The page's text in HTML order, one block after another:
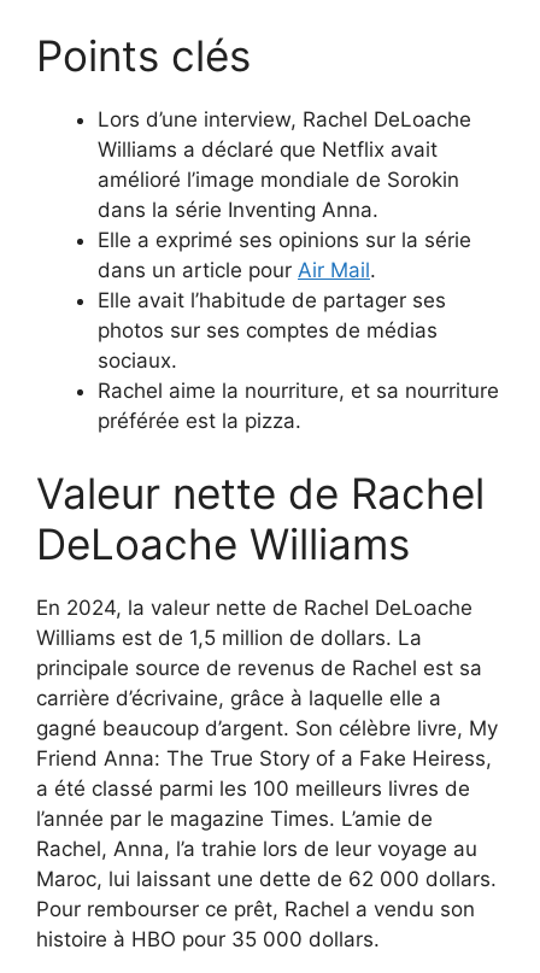
Points clés
Lors d’une interview, Rachel DeLoache
Williams a déclaré que Netflix avait
amélioré l’image mondiale de Sorokin
dans la série Inventing Anna.
Elle a exprimé ses opinions sur la série
dans un article pour Air Mail.
Elle avait l’habitude de partager ses
photos sur ses comptes de médias
sociaux.
Rachel aime la nourriture, et sa nourriture
préférée est la pizza.
Valeur nette de Rachel
DeLoache Williams
En 2024, la valeur nette de Rachel DeLoache
Williams est de 1,5 million de dollars. La
principale source de revenus de Rachel est sa
carrière d’écrivaine, grâce à laquelle elle a
gagné beaucoup d’argent. Son célèbre livre, My
Friend Anna: The True Story of a Fake Heiress,
a été classé parmi les 100 meilleurs livres de
l’année par le magazine Times. L’amie de
Rachel, Anna, l’a trahie lors de leur voyage au
Maroc, lui laissant une dette de 62 000 dollars.
Pour rembourser ce prêt, Rachel a vendu son
histoire à HBO pour 35 000 dollars.